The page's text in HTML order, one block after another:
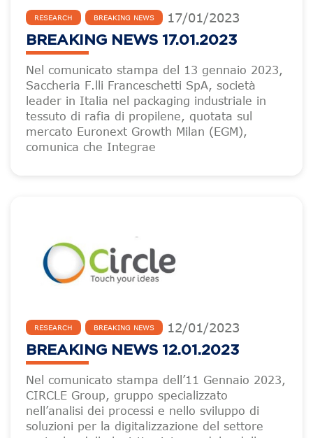
RESEARCH BREAKING NEWS 17/01/2023
BREAKING NEWS 17.01.2023
Nel comunicato stampa del 13 gennaio 2023,
Saccheria F.lli Franceschetti SpA, società
leader in Italia nel packaging industriale in
tessuto di rafia di propilene, quotata sul
mercato Euronext Growth Milan (EGM),
comunica che Integrae
RESEARCH BREAKING NEWS 12/01/2023
BREAKING NEWS 12.01.2023
Nel comunicato stampa dell’11 Gennaio 2023,
CIRCLE Group, gruppo specializzato
nell’analisi dei processi e nello sviluppo di
soluzioni per la digitalizzazione del settore